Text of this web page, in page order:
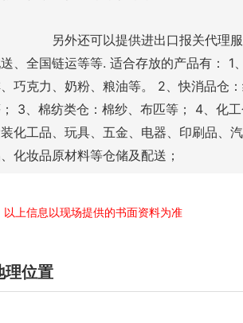
、全国链运等等. 适合存放的产品有： 1
巧克力、奶粉、粮油等。 2、快消品仓
3、棉纺类仓：棉纱、布匹等； 4、化
化工品、玩具、五金、电器、印刷品、
化妆品原材料等仓储及配送；
以上信息以现场提供的书面资料为准
理位置